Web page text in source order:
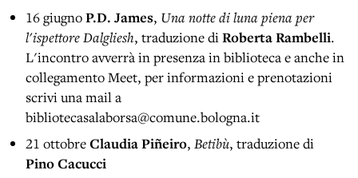
16 giugnoP.D. James, Una notte di luna piena per
l'ispettore Dalgliesh, traduzione diRoberta Rambelli.
L'incontro avverrà in presenza in biblioteca e anche in
collegamento Meet, per informazioni e prenotazioni
scrivi una mail a
bibliotecasalaborsa@comune.bologna.it
21 ottobreClaudia Piñeiro, Betibù, traduzione di
Pino Cacucci